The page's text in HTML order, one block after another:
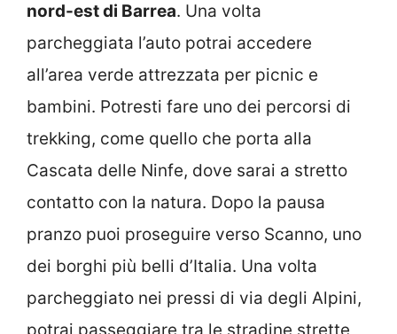
nord-est di Barrea. Una volta
parcheggiata l’auto potrai accedere
all’area verde attrezzata per picnic e
bambini. Potresti fare uno dei percorsi di
trekking, come quello che porta alla
Cascata delle Ninfe, dove sarai a stretto
contatto con la natura. Dopo la pausa
pranzo puoi proseguire verso Scanno, uno
dei borghi più belli d’Italia. Una volta
parcheggiato nei pressi di via degli Alpini,